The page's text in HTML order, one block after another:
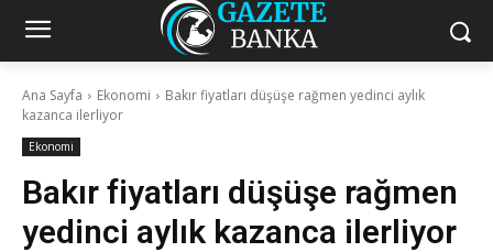
Ana Sayfa Ekonomi
Bakır fiyatları düşüşe rağmen yedinci aylık
kazanca ilerliyor
Ekonomi
Bakır fiyatları düşüşe rağmen
yedinci aylık kazanca ilerliyor